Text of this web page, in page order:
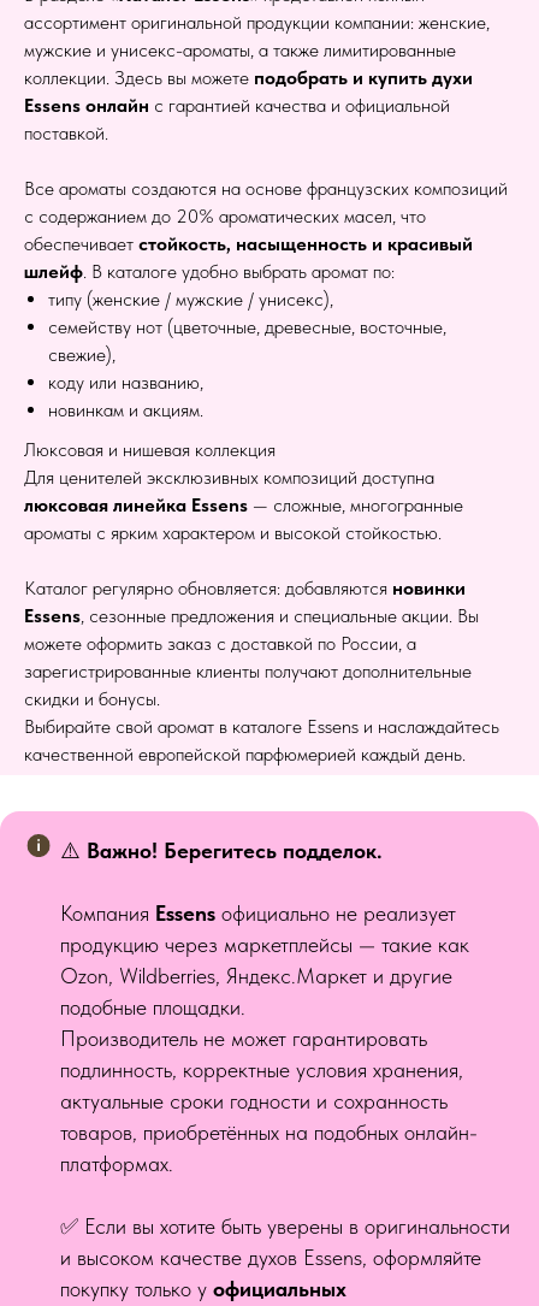
ассортимент оригинальной продукции компании: женские,
мужские и унисекс-ароматы, а также лимитированные
коллекции. Здесь вы можете подобрать и купить духи
Essens онлайн с гарантией качества и официальной
поставкой.
Все ароматы создаются на основе французских композиций
с содержанием до 20% ароматических масел, что
обеспечивает стойкость, насыщенность и красивый
шлейф. В каталоге удобно выбрать аромат по:
типу (женские / мужские / унисекс),
семейству нот (цветочные, древесные, восточные,
свежие),
коду или названию,
новинкам и акциям.
Люксовая и нишевая коллекция
Для ценителей эксклюзивных композиций доступна
люксовая линейка Essens — сложные, многогранные
ароматы с ярким характером и высокой стойкостью.
Каталог регулярно обновляется: добавляются новинки
Essens, сезонные предложения и специальные акции. Вы
можете оформить заказ с доставкой по России, а
зарегистрированные клиенты получают дополнительные
скидки и бонусы.
Выбирайте свой аромат в каталоге Essens и наслаждайтесь
качественной европейской парфюмерией каждый день.
⚠️ Важно! Берегитесь подделок.
Компания Essens официально не реализует
продукцию через маркетплейсы — такие как
Ozon, Wildberries, Яндекс.Маркет и другие
подобные площадки.
Производитель не может гарантировать
подлинность, корректные условия хранения,
актуальные сроки годности и сохранность
товаров, приобретённых на подобных онлайн-
платформах.
✅ Если вы хотите быть уверены в оригинальности
и высоком качестве духов Essens, оформляйте
покупку только у официальных